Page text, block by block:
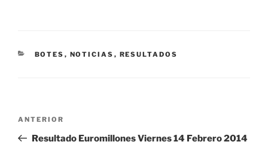
CATEGORÍAS
BOTES , NOTICIAS , RESULTADOS
entradas
Entrada
anterior:
ANTERIOR
Resultado Euromillones Viernes 14 Febrero 2014